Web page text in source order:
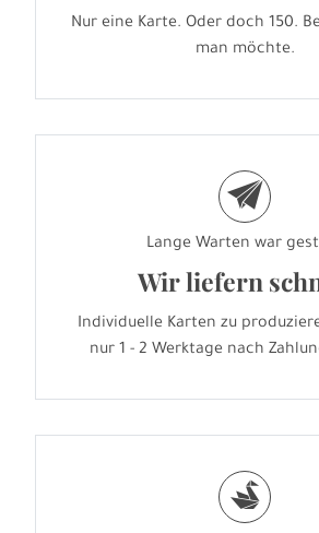
Nur eine Karte. Oder doch 150.
man möchte.
e
Lange Warten war
Wir liefern
Individuelle Karten zu
nur 1 - 2 Werktage nach
s